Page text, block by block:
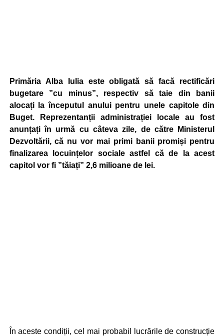
Primăria Alba Iulia este obligată să facă rectificări
bugetare ”cu minus”, respectiv să taie din banii
alocați la începutul anului pentru unele capitole din
Buget. Reprezentanții administrației locale au fost
anunțați în urmă cu câteva zile, de către Ministerul
Dezvoltării, că nu vor mai primi banii promiși pentru
finalizarea locuințelor sociale astfel că de la acest
capitol vor fi ”tăiați” 2,6 milioane de lei.
În aceste condiții, cel mai probabil lucrările de construcție